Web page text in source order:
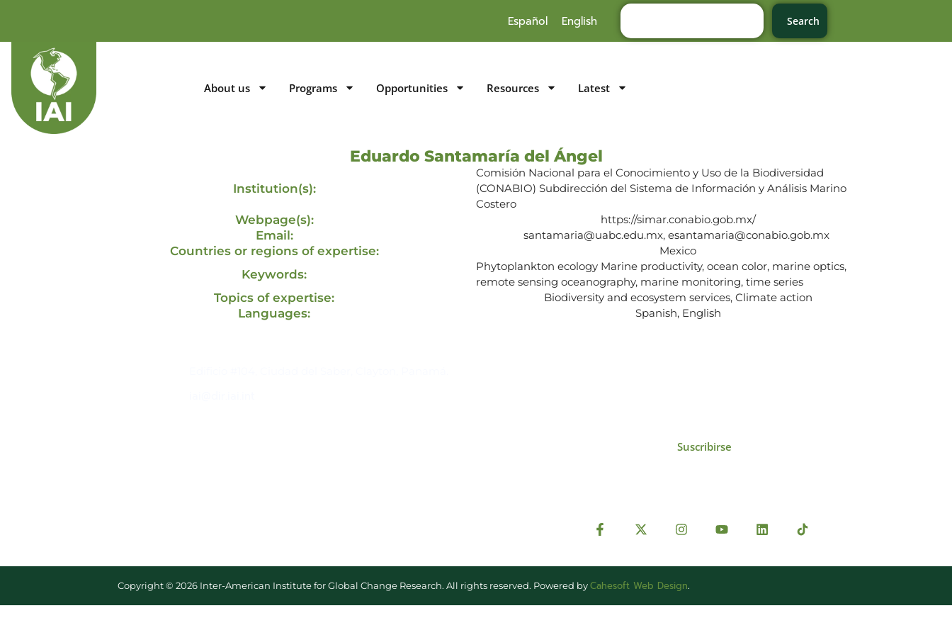
Español English Search
About us Programs Opportunities Resources Latest
Eduardo Santamaría del Ángel
Institution(s):
Comisión Nacional para el Conocimiento y Uso de la Biodiversidad
(CONABIO) Subdirección del Sistema de Información y Análisis Marino
Costero
Webpage(s): https://simar.conabio.gob.mx/
Email: santamaria@uabc.edu.mx, esantamaria@conabio.gob.mx
Countries or regions of expertise: Mexico
Keywords:
Phytoplankton ecology Marine productivity, ocean color, marine optics,
remote sensing oceanography, marine monitoring, time series
Topics of expertise: Biodiversity and ecosystem services, Climate action
Languages: Spanish, English
Suscribirse
Copyright © 2026 Inter-American Institute for Global Change Research. All rights reserved. Powered byCahesoft Web Design.